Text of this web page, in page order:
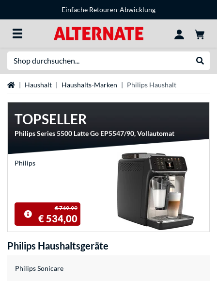
Einfache Retouren-Abwicklung
StartseiteHaushalt Haushalts-Marken Philips Haushalt
TOPSELLER
Philips Series 5500 Latte Go EP5547/90, Vollautomat
Philips
€ 749,99
€ 534,00
Philips Haushaltsgeräte
Philips Sonicare